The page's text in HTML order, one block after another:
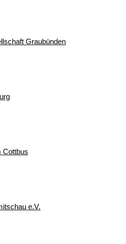
Graubünden
Cottbus
e.V.